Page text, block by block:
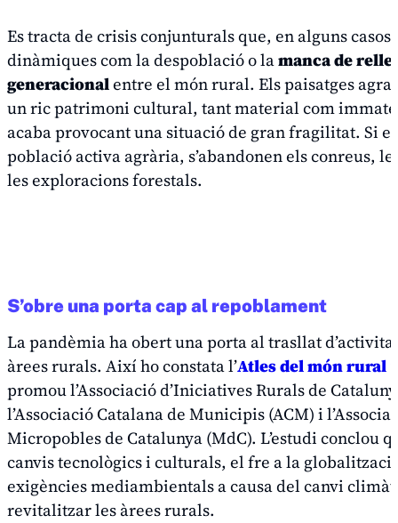
Es tracta de crisis conjunturals que, en alguns
dinàmiques com la despoblació o lamanca de
generacionalentre el món rural. Els paisatges
un ric patrimoni cultural, tant material com
acaba provocant una situació de gran fragilitat. Si
població activa agrària, s’abandonen els conreus,
les exploracions forestals.
S’obre una porta cap al repoblament
La pandèmia ha obert una porta al trasllat
àrees rurals. Així ho constata l’Atles del món rural
promou l’Associació d’Iniciatives Rurals de
l’Associació Catalana de Municipis (ACM) i
Micropobles de Catalunya (MdC). L’estudi conclou
canvis tecnològics i culturals, el fre a la
exigències mediambientals a causa del canvi
revitalitzar les àrees rurals.